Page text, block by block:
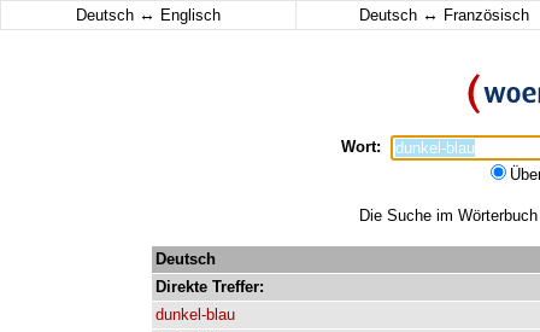
Deutsch ↔ Englisch Deutsch ↔ Französisch
Wort:
Die Suche im
Deutsch
Direkte Treffer:
dunkel-blau